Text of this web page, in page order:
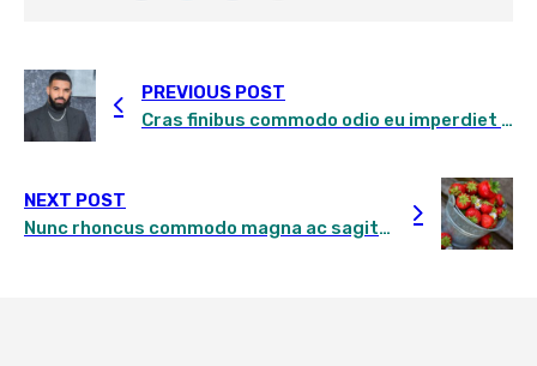
PREVIOUS POST
Cras finibus commodo odio eu imperdiet proin enim erat elementum non mi mollis
NEXT POST
Nunc rhoncus commodo magna ac sagittis cras in elit libero nulla ultricies congue dui